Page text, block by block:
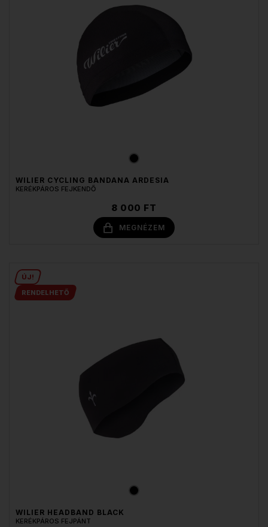
WILIER CYCLING BANDANA ARDESIA
KERÉKPÁROS FEJKENDŐ
8 000 FT
MEGNÉZEM
ÚJ!
RENDELHETŐ
WILIER HEADBAND BLACK
KERÉKPÁROS FEJPÁNT